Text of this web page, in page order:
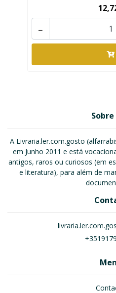
-
A Livraria.ler.com.gosto
em Junho 2011 e está
antigos, raros ou curiosos (em
e literatura), para além de